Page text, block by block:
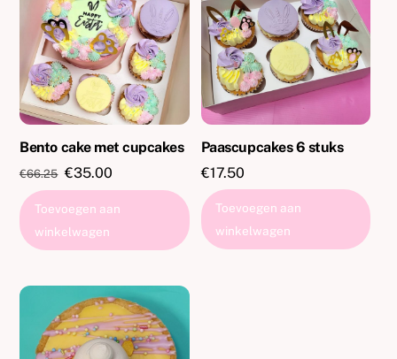
Bento cake met cupcakes
€66.25 Oorspronkelijke
prijs
was:
€66.25.
€35.00
prijs
is:
Toevoegen aan
winkelwagen
Paascupcakes 6 stuks
€17.50
Toevoegen aan
winkelwagen